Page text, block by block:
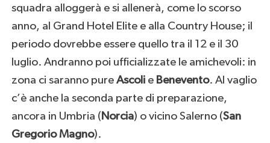
squadra alloggerà e si allenerà, come lo scorso
anno, al Grand Hotel Elite e alla Country House; il
periodo dovrebbe essere quello tra il 12 e il 30
luglio. Andranno poi ufficializzate le amichevoli: in
zona ci saranno pure Ascolie Benevento. Al vaglio
c’è anche la seconda parte di preparazione,
ancora in Umbria ( Norcia) o vicino Salerno (San
Gregorio Magno).